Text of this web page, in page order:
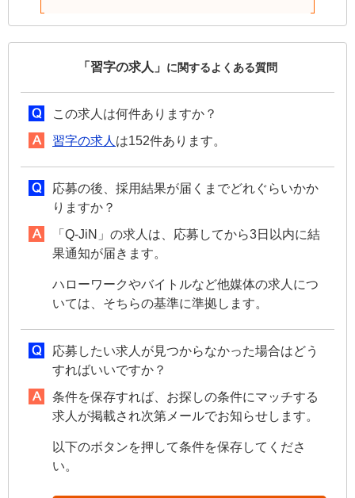
「習字の求人」 に関するよくある質問
この求人は何件ありますか？
習字の求人 は152件あります。
応募の後、採用結果が届くまでどれぐらいかか
りますか？
「Q-JiN」の求人は、応募してから3日以内に結
果通知が届きます。
ハローワークやバイトルなど他媒体の求人につ
いては、そちらの基準に準拠します。
応募したい求人が見つからなかった場合はどう
すればいいですか？
条件を保存すれば、お探しの条件にマッチする
求人が掲載され次第メールでお知らせします。
以下のボタンを押して条件を保存してくださ
い。